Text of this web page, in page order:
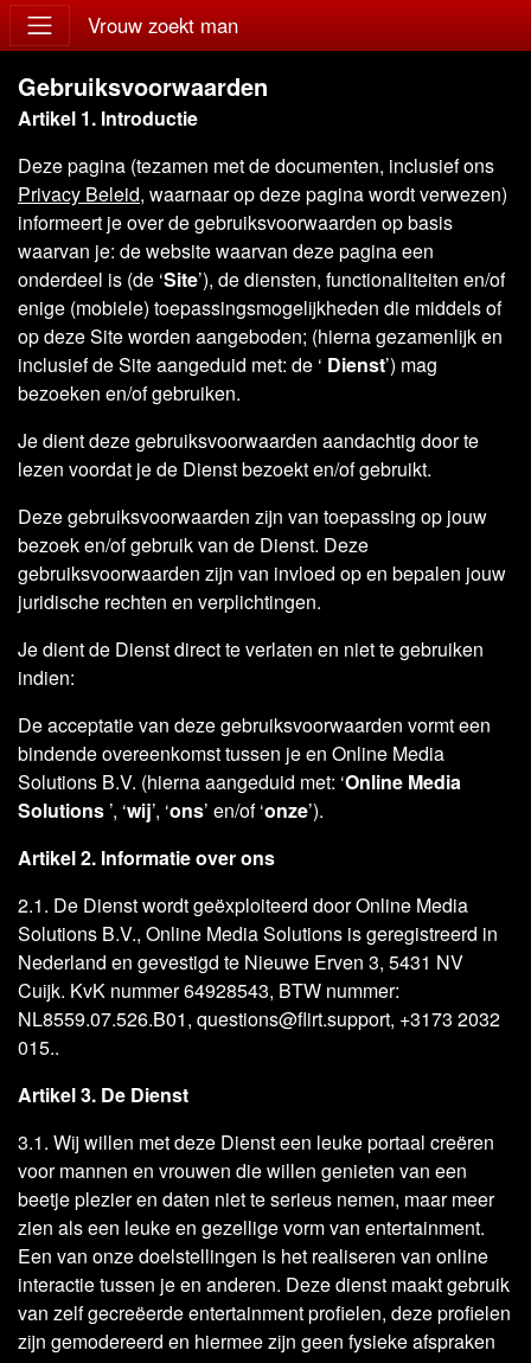
Vrouw zoekt man
Gebruiksvoorwaarden
Artikel 1. Introductie
Deze pagina (tezamen met de documenten, inclusief ons
Privacy Beleid, waarnaar op deze pagina wordt verwezen)
informeert je over de gebruiksvoorwaarden op basis
waarvan je: de website waarvan deze pagina een
onderdeel is (de ‘Site’), de diensten, functionaliteiten en/of
enige (mobiele) toepassingsmogelijkheden die middels of
op deze Site worden aangeboden; (hierna gezamenlijk en
inclusief de Site aangeduid met: de ‘ Dienst’) mag
bezoeken en/of gebruiken.
Je dient deze gebruiksvoorwaarden aandachtig door te
lezen voordat je de Dienst bezoekt en/of gebruikt.
Deze gebruiksvoorwaarden zijn van toepassing op jouw
bezoek en/of gebruik van de Dienst. Deze
gebruiksvoorwaarden zijn van invloed op en bepalen jouw
juridische rechten en verplichtingen.
Je dient de Dienst direct te verlaten en niet te gebruiken
indien:
De acceptatie van deze gebruiksvoorwaarden vormt een
bindende overeenkomst tussen je en Online Media
Solutions B.V. (hierna aangeduid met: ‘Online Media
Solutions ’, ‘wij’, ‘ons’ en/of ‘onze’).
Artikel 2. Informatie over ons
2.1. De Dienst wordt geëxploiteerd door Online Media
Solutions B.V., Online Media Solutions is geregistreerd in
Nederland en gevestigd te Nieuwe Erven 3, 5431 NV
Cuijk. KvK nummer 64928543, BTW nummer:
NL8559.07.526.B01, questions@flirt.support, +3173 2032
015..
Artikel 3. De Dienst
3.1. Wij willen met deze Dienst een leuke portaal creëren
voor mannen en vrouwen die willen genieten van een
beetje plezier en daten niet te serieus nemen, maar meer
zien als een leuke en gezellige vorm van entertainment.
Een van onze doelstellingen is het realiseren van online
interactie tussen je en anderen. Deze dienst maakt gebruik
van zelf gecreëerde entertainment profielen, deze profielen
zijn gemodereerd en hiermee zijn geen fysieke afspraken